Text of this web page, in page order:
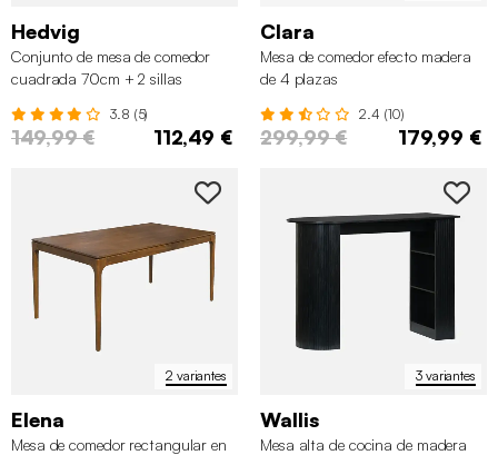
Hedvig
Conjunto de mesa de comedor
cuadrada 70cm + 2 sillas
3.8 (5)
149,99 € 112,49 €
Clara
Mesa de comedor efecto madera
de 4 plazas
2.4 (10)
299,99 € 179,99 €
2 variantes
Elena
Mesa de comedor rectangular en
3 variantes
Wallis
Mesa alta de cocina de madera